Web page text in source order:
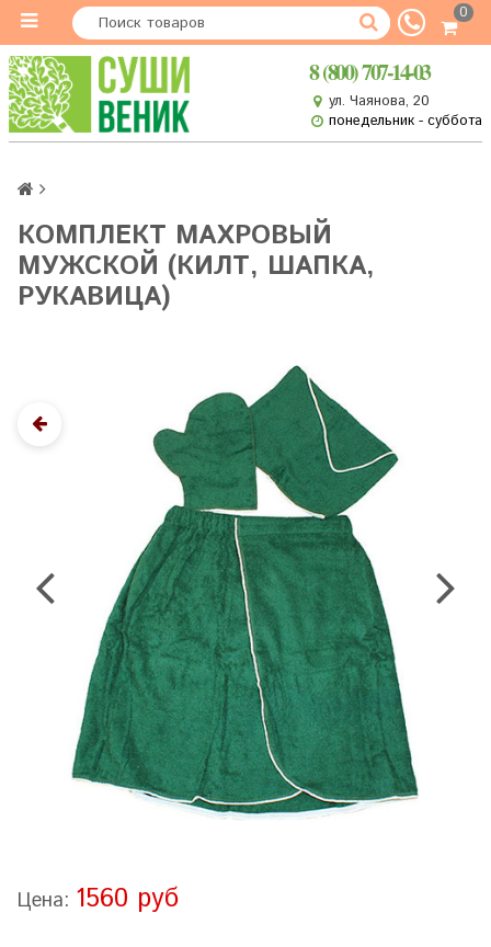
0
8 (800) 707-14-03
ул. Чаянова, 20
понедельник - суббота
КОМПЛЕКТ МАХРОВЫЙ
МУЖСКОЙ (КИЛТ, ШАПКА,
РУКАВИЦА)
Цена: 1560 руб